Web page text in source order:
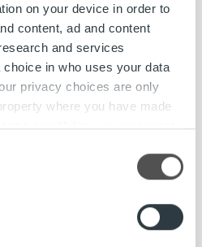
on your device in order to
content, ad and content
and services
in who uses your data
privacy choices are only
where you have made
or withdraw your consent
personal data is processed
the